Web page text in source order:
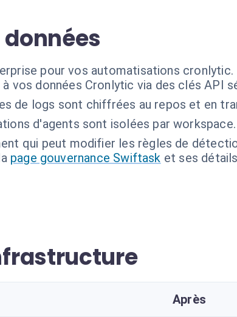
pour vos automatisations cronlytic.
vos données Cronlytic via des clés API
de logs sont chiffrées au repos et en
d'agents sont isolées par workspace.
qui peut modifier les règles de
page gouvernance Swiftask et ses
Après